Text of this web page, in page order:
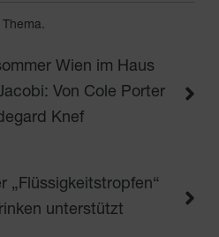
Wien im Haus
Von Cole Porter
Knef
„Flüssigkeitstropfen“
unterstützt